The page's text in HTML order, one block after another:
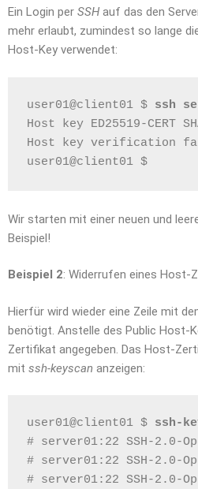
Ein Login per SSH auf das den
mehr erlaubt, zumindest so lange
Host-Key verwendet:
user01@client01 $ ssh
Host key ED25519-CERT
Host key verification
user01@client01 $
Wir starten mit einer neuen und
Beispiel!
Beispiel 2: Widerrufen eines Host-
Hierfür wird wieder eine Zeile mit
benötigt. Anstelle des Public Host-
Zertifikat angegeben. Das Host-
mit ssh-keyscan anzeigen:
user01@client01 $ ssh-
# server01:22 SSH-2.0-
# server01:22 SSH-2.0-
# server01:22 SSH-2.0-